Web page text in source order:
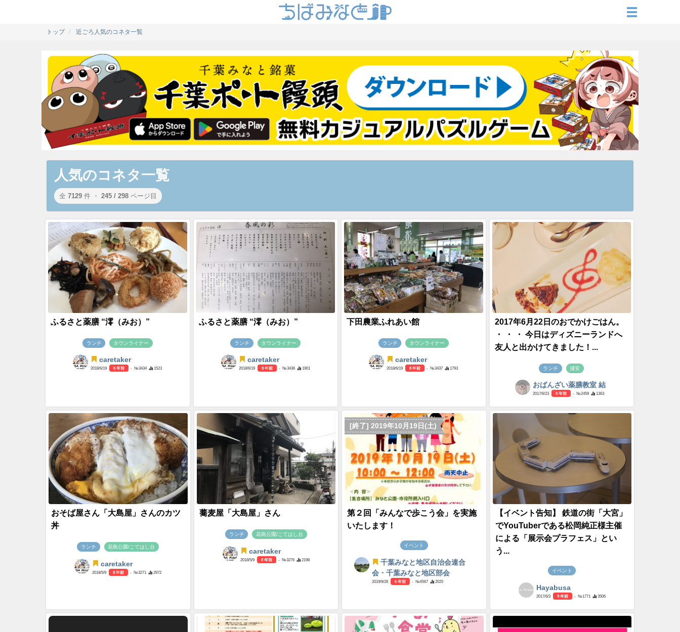
トップ 近ごろ人気のコネタ一覧
人気のコネタ一覧
全 7129 件 ・ 245 / 298 ページ目
ふるさと薬膳 “澪（みお）”
ランチ タウンライナー
caretaker
2018/6/19 8 年前 - №3434 1523
ふるさと薬膳 “澪（みお）”
ランチ タウンライナー
caretaker
2018/6/19 8 年前 - №3436 1901
下田農業ふれあい館
ランチ タウンライナー
caretaker
2018/6/19 8 年前 - №3437 1793
2017年6月22日のおでかけごはん。
・ ・ ・ 今日はディズニーランドへ
友人と出かけてきました！...
ランチ 浦安
おばんざい薬膳教室 結
2017/6/23 9 年前 - №2459 1363
おそば屋さん「大島屋」さんのカツ
丼
ランチ 花島公園/こてはし台
caretaker
2018/5/9 8 年前 - №3271 2972
蕎麦屋「大島屋」さん
ランチ 花島公園/こてはし台
caretaker
2018/5/9 8 年前 - №3276 2198
[終了] 2019年10月19日(土)
第２回「みんなで歩こう会」を実施
いたします！
イベント
千葉みなと地区自治会連合
会・千葉みなと地区部会
2019/9/28 6 年前 - №6567 2025
【イベント告知】 鉄道の街「大宮」
でYouTuberである松岡純正様主催
による「展示会プラフェス」とい
う...
イベント
Hayabusa
2017/6/3 9 年前 - №1771 3506